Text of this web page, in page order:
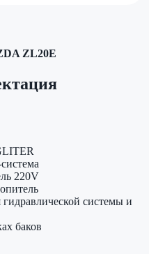
ZL20E
220V
системы и
баков